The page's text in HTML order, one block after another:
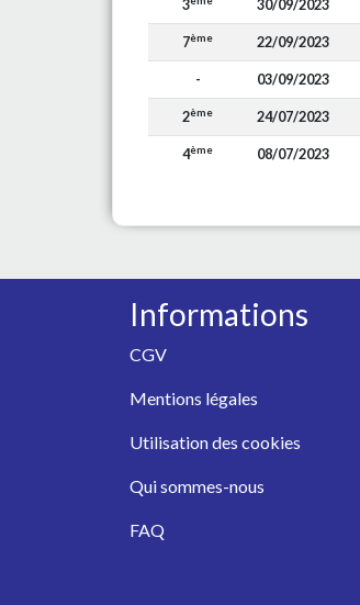
3 30/09/2023
7ème 22/09/2023
- 03/09/2023
2ème 24/07/2023
4ème 08/07/2023
Informations
CGV
Mentions légales
Utilisation des cookies
Qui sommes-nous
FAQ